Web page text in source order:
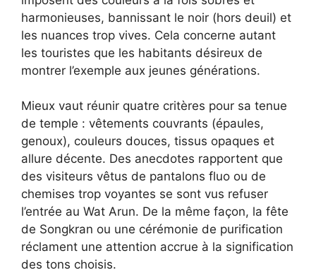
harmonieuses, bannissant le noir (hors deuil) et
les nuances trop vives. Cela concerne autant
les touristes que les habitants désireux de
montrer l’exemple aux jeunes générations.
Mieux vaut réunir quatre critères pour sa tenue
de temple : vêtements couvrants (épaules,
genoux), couleurs douces, tissus opaques et
allure décente. Des anecdotes rapportent que
des visiteurs vêtus de pantalons fluo ou de
chemises trop voyantes se sont vus refuser
l’entrée au Wat Arun. De la même façon, la fête
de Songkran ou une cérémonie de purification
réclament une attention accrue à la signification
des tons choisis.